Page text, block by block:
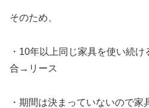
そのため、
・10年以上同じ家具を使い続
合→リース
・期間は決まっていないので